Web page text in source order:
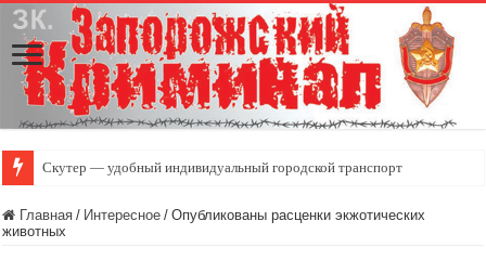
Скутер — удобный индивидуальный городской транспорт
Главная / Интересное / Опубликованы расценки экжотических
животных